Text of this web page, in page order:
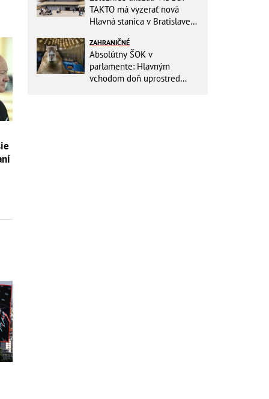
TAKTO má vyzerať nová
Hlavná stanica v Bratislave!
toalety
ZAHRANIČNÉ
Absolútny ŠOK v
parlamente: Hlavným
vchodom doň uprostred